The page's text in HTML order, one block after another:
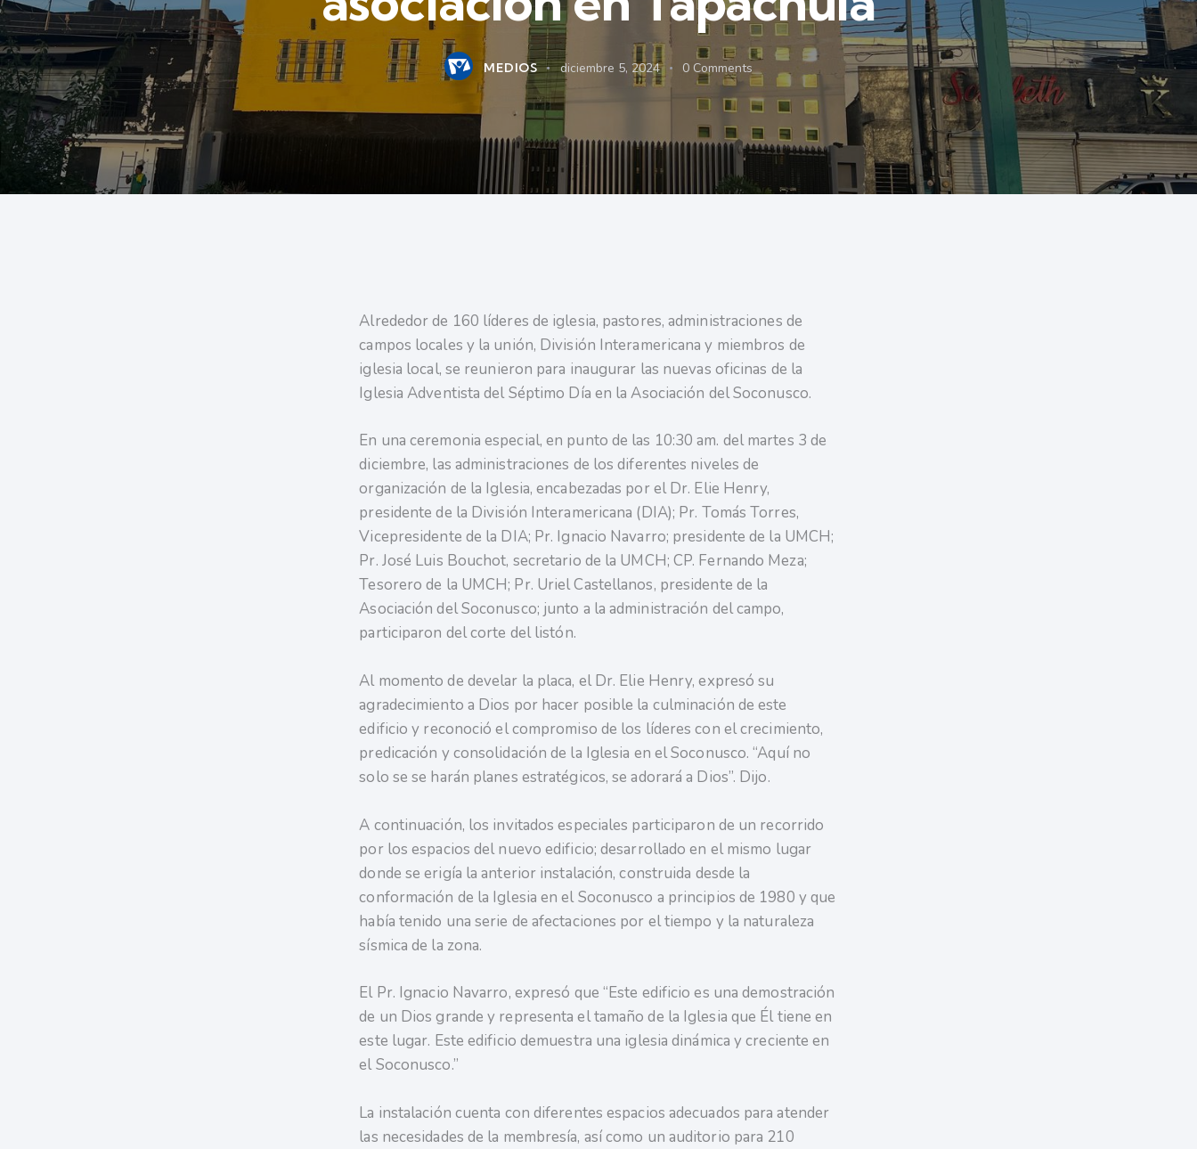
MEDIOS diciembre 5, 2024 0 Comments
Alrededor de 160 líderes de iglesia, pastores, administraciones de
campos locales y la unión, División Interamericana y miembros de
iglesia local, se reunieron para inaugurar las nuevas oficinas de la
Iglesia Adventista del Séptimo Día en la Asociación del Soconusco.
En una ceremonia especial, en punto de las 10:30 am. del martes 3 de
diciembre, las administraciones de los diferentes niveles de
organización de la Iglesia, encabezadas por el Dr. Elie Henry,
presidente de la División Interamericana (DIA); Pr. Tomás Torres,
Vicepresidente de la DIA; Pr. Ignacio Navarro; presidente de la UMCH;
Pr. José Luis Bouchot, secretario de la UMCH; CP. Fernando Meza;
Tesorero de la UMCH; Pr. Uriel Castellanos, presidente de la
Asociación del Soconusco; junto a la administración del campo,
participaron del corte del listón.
Al momento de develar la placa, el Dr. Elie Henry, expresó su
agradecimiento a Dios por hacer posible la culminación de este
edificio y reconoció el compromiso de los líderes con el crecimiento,
predicación y consolidación de la Iglesia en el Soconusco. “Aquí no
solo se se harán planes estratégicos, se adorará a Dios”. Dijo.
A continuación, los invitados especiales participaron de un recorrido
por los espacios del nuevo edificio; desarrollado en el mismo lugar
donde se erigía la anterior instalación, construida desde la
conformación de la Iglesia en el Soconusco a principios de 1980 y que
había tenido una serie de afectaciones por el tiempo y la naturaleza
sísmica de la zona.
El Pr. Ignacio Navarro, expresó que “Este edificio es una demostración
de un Dios grande y representa el tamaño de la Iglesia que Él tiene en
este lugar. Este edificio demuestra una iglesia dinámica y creciente en
el Soconusco.”
La instalación cuenta con diferentes espacios adecuados para atender
las necesidades de la membresía, así como un auditorio para 210